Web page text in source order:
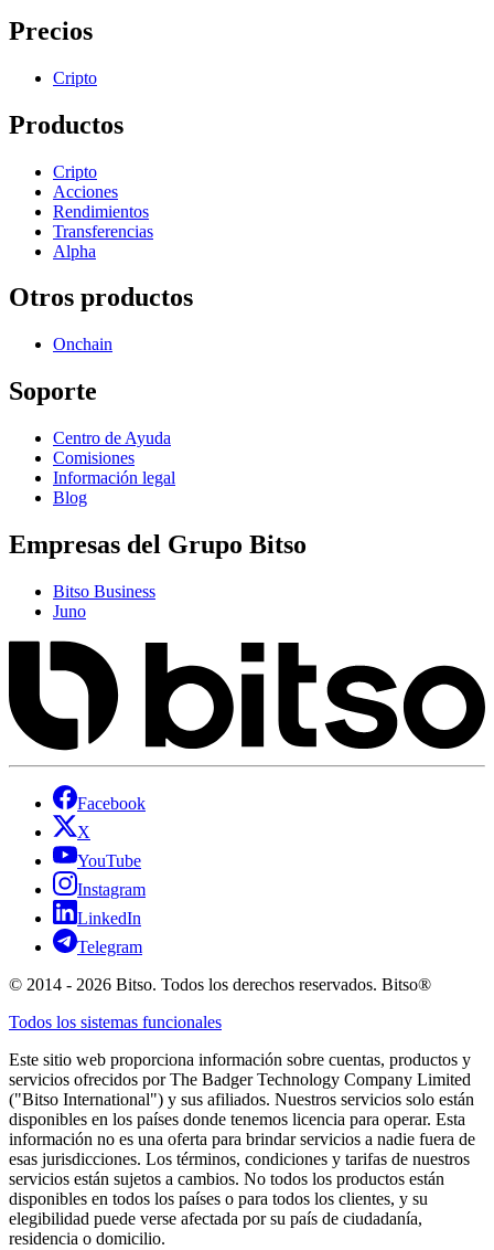
Precios
Cripto
Productos
Cripto
Acciones
Rendimientos
Transferencias
Alpha
Otros productos
Onchain
Soporte
Centro de Ayuda
Comisiones
Información legal
Blog
Empresas del Grupo Bitso
Bitso Business
Juno
Facebook
X
YouTube
Instagram
LinkedIn
Telegram
© 2014 - 2026 Bitso. Todos los derechos reservados. Bitso®
Todos los sistemas funcionales
Este sitio web proporciona información sobre cuentas, productos y
servicios ofrecidos por The Badger Technology Company Limited
("Bitso International") y sus afiliados. Nuestros servicios solo están
disponibles en los países donde tenemos licencia para operar. Esta
información no es una oferta para brindar servicios a nadie fuera de
esas jurisdicciones. Los términos, condiciones y tarifas de nuestros
servicios están sujetos a cambios. No todos los productos están
disponibles en todos los países o para todos los clientes, y su
elegibilidad puede verse afectada por su país de ciudadanía,
residencia o domicilio.